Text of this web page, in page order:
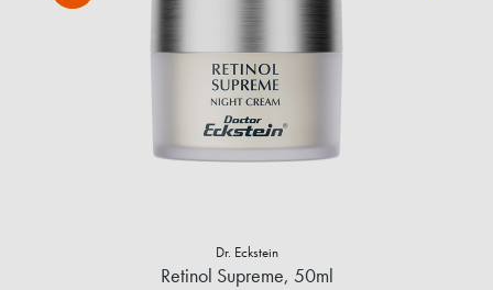
Dr. Eckstein
Retinol Supreme, 50ml